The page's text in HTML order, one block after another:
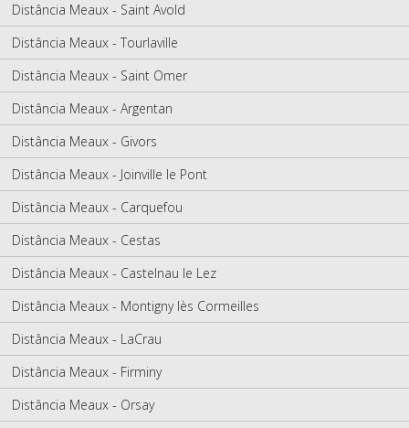
Distância Meaux - Saint Avold
Distância Meaux - Tourlaville
Distância Meaux - Saint Omer
Distância Meaux - Argentan
Distância Meaux - Givors
Distância Meaux - Joinville le Pont
Distância Meaux - Carquefou
Distância Meaux - Cestas
Distância Meaux - Castelnau le Lez
Distância Meaux - Montigny lès Cormeilles
Distância Meaux - LaCrau
Distância Meaux - Firminy
Distância Meaux - Orsay